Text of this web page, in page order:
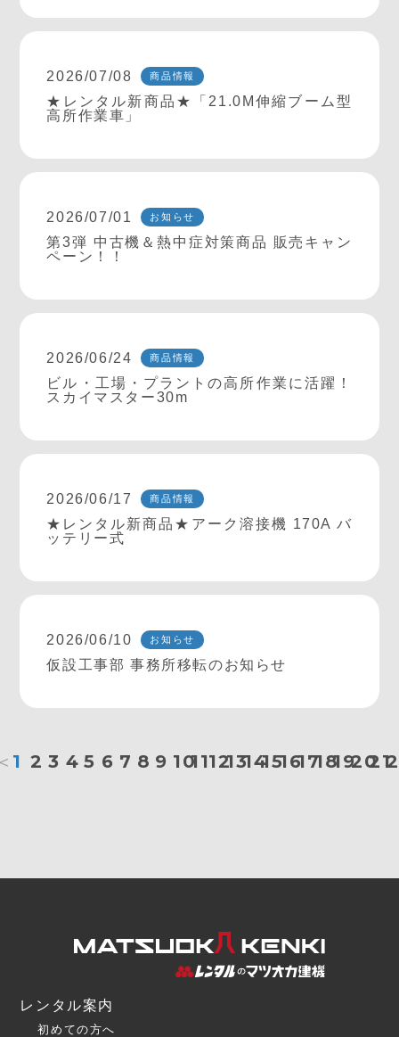
2026/07/08 商品情報
★レンタル新商品★「21.0M伸縮ブーム型
高所作業車」
2026/07/01 お知らせ
第3弾 中古機＆熱中症対策商品 販売キャン
ペーン！！
2026/06/24 商品情報
ビル・工場・プラントの高所作業に活躍！
スカイマスター30m
2026/06/17 商品情報
★レンタル新商品★アーク溶接機 170A バ
ッテリー式
2026/06/10 お知らせ
仮設工事部 事務所移転のお知らせ
1 2 3 4 5 6 7 8 9 101112131415161718192021
レンタル案内
初めての方へ